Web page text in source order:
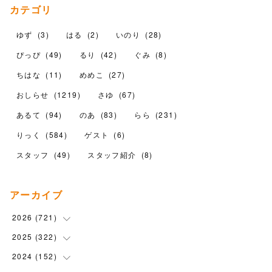
カテゴリ
ゆず (3) はる (2) いのり (28)
ぴっぴ (49) るり (42) ぐみ (8)
ちはな
(11) めめこ (27)
おしらせ
(1219) さゆ (67)
あるて
(94) のあ (83) らら (231 )
りっく
(584) ゲスト (6)
スタッフ
(49) スタッフ紹介 (8)
アーカイブ
2026 (721 )
(14)
( 102
2025 (322)
( 90)
2024 (152)